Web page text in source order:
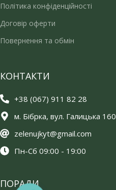
Політика конфіденційності
Договір оферти
Повернення та обмін
КОНТАКТИ
+38 (067) 911 82 28
м. Бібрка, вул. Галицька 160
zelenujkyt@gmail.com
Пн-Сб 09:00 - 19:00
ПОРАДИ